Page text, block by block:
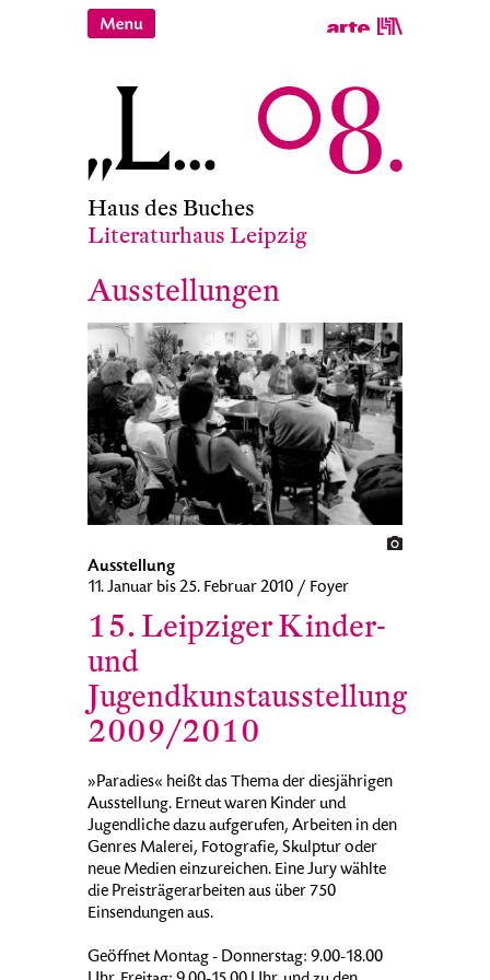
Haus des Buches
Literaturhaus Leipzig
Ausstellungen
Ausstellung
11. Januar bis 25. Februar 2010 / Foyer
15. Leipziger Kinder-
und
Jugendkunstausstellung
2009/2010
»Paradies« heißt das Thema der diesjährigen
Ausstellung. Erneut waren Kinder und
Jugendliche dazu aufgerufen, Arbeiten in den
Genres Malerei, Fotografie, Skulptur oder
neue Medien einzureichen. Eine Jury wählte
die Preisträgerarbeiten aus über 750
Einsendungen aus.
Geöffnet Montag - Donnerstag: 9.00-18.00